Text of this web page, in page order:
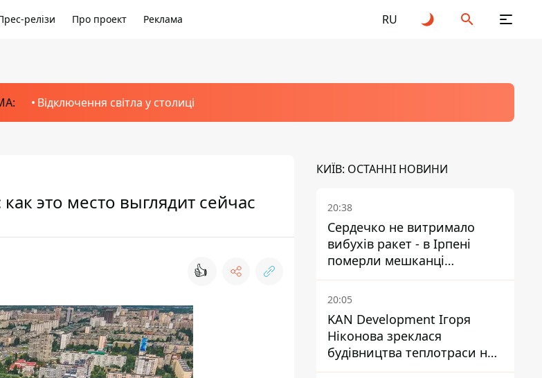
релізи Про проект Реклама RU
Відключення світла у столиці
это место выглядит сейчас
👍
КИЇВ: ОСТАННІ НОВИНИ
20:38
Сердечко не витримало
вибухів ракет - в Ірпені
померли мешканці
притулку для собак з
інвалідністю
20:05
KAN Development Ігоря
Ніконова зреклася
будівництва теплотраси на
Теремках